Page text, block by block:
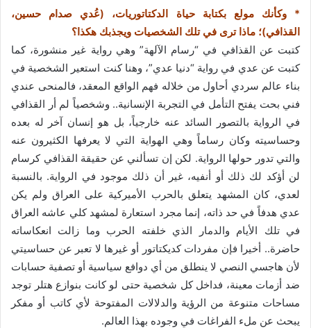
* وكأنك مولع بكتابة حياة الدكتاتوريات، (عُدي صدام حسين،
القذافي)؛ ماذا ترى في تلك الشخصيات ويجذبك هكذا؟
كتبت عن القذافي في “رسام الآلهة” وهي رواية غير منشورة، كما
كتبت عن عدي في رواية “دنيا عدي”، وهنا كنت استعير الشخصية في
بناء عالم سردي أحاول من خلاله فهم الواقع المعقد، فالمنحى عندي
فني بحت يفتح التأمل في التجربة الإنسانية.. وشخصياً لم أر القذافي
في الرواية بالتصور السائد عنه خارجياً، بل هو إنسان آخر له بعده
وحساسيته وكان رساماً وهي الهواية التي لا يعرفها الكثيرون عنه
والتي تدور حولها الرواية. لكن إن تسألني عن حقيقة القذافي كرسام
لن أؤكد لك ذلك أو أنفيه، غير أن ذلك موجود في الرواية. بالنسبة
لعدي، كان المشهد يتعلق بالحرب الأميركية على العراق ولم يكن
عدي هدفاً في حد ذاته، إنما مجرد استعارة لمشهد كلي عاشه العراق
في تلك الأيام والدمار الذي خلفته الحرب وما زالت انعكاساته
حاضرة.. أخيرا فإن مفردات كديكتاتور أو غيرها لا تعبر عن حساسيتي
لأن هاجسي النصي لا ينطلق من أي دوافع سياسية أو تصفية حسابات
ضد أزمات معينة، فداخل كل شخصية حتى لو كانت بنوازع هتلر توجد
مساحات متنوعة من الرؤية والدلالات المفتوحة لأي كاتب أو مفكر
يبحث عن ملء الفراغات في وجوده بهذا العالم.